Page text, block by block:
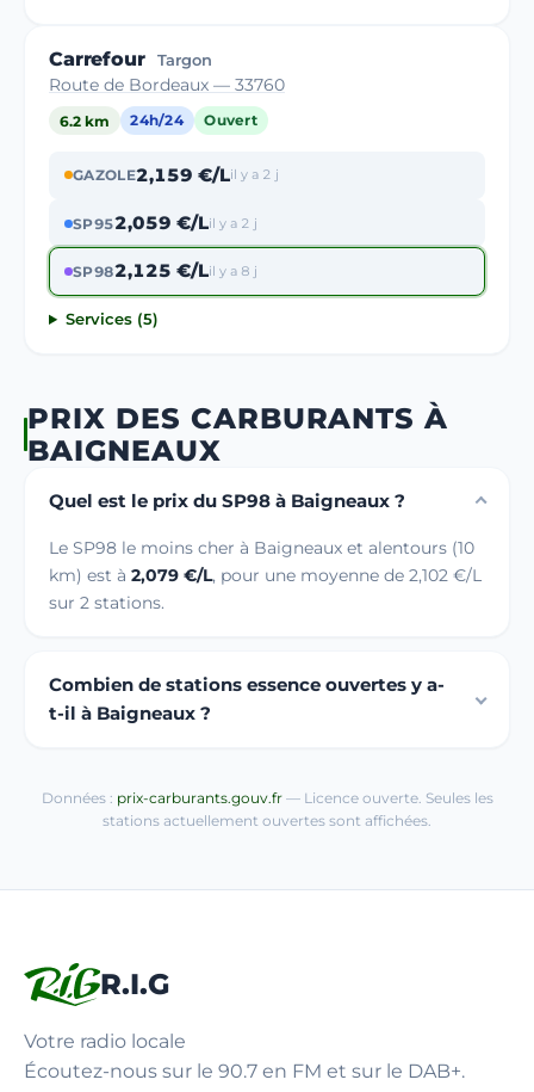
Carrefour Targon
Route de Bordeaux — 33760
6.2 km 24h/24 Ouvert
GAZOLE2,159 €/Lil y a 2 j
SP952,059 €/Lil y a 2 j
SP982,125 €/Lil y a 8 j
Services (5)
PRIX DES CARBURANTS À
BAIGNEAUX
Quel est le prix du SP98 à Baigneaux ?
Le SP98 le moins cher à Baigneaux et alentours (10
km) est à 2,079 €/L, pour une moyenne de 2,102 €/L
sur 2 stations.
Combien de stations essence ouvertes y a-
t-il à Baigneaux ?
Données : prix-carburants.gouv.fr— Licence ouverte. Seules les
stations actuellement ouvertes sont affichées.
R.I.G
Votre radio locale
Écoutez-nous sur le 90.7 en FM et sur le DAB+.